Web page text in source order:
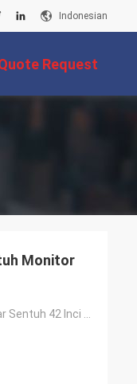
Indonesian
Request
Monitor